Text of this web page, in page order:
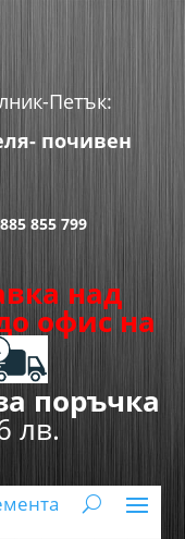
Петък:
почивен
855 799
над
офис на
поръчка
лв.